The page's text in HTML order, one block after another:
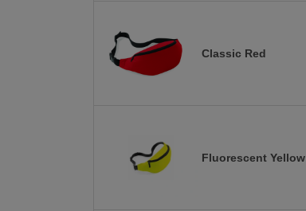
Classic Red
Fluorescent Yellow